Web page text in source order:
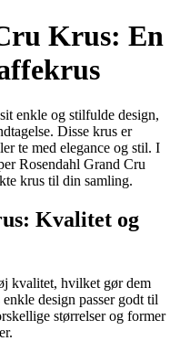
Krus: En
enkle og stilfulde design,
Disse krus er
te med elegance og stil. I
Rosendahl Grand Cru
krus til din samling.
Kvalitet og
kvalitet, hvilket gør dem
design passer godt til
størrelser og former